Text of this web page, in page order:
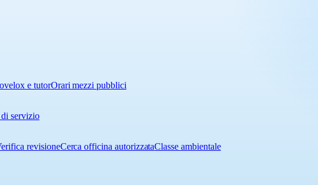
e tutorOrari mezzi pubblici
servizio
revisioneCerca officina autorizzataClasse ambientale